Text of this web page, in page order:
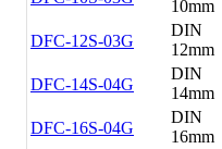
10mm
DFC-12S-03G
DIN
12mm
DFC-14S-04G
DIN
14mm
DFC-16S-04G
DIN
16mm